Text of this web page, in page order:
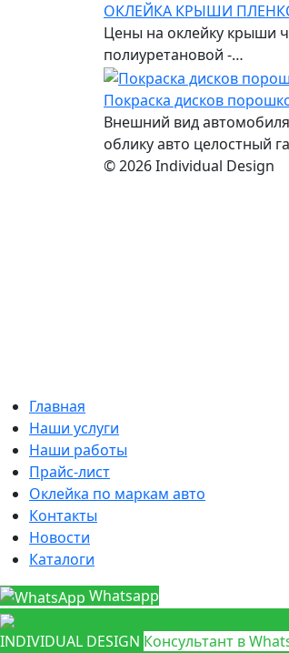
ОКЛЕЙКА КРЫШИ
Цены на оклейку крыши
полиуретановой -…
Покраска дисков
Внешний вид
облику авто целостный
© 2026 Individual Design
Главная
Наши услуги
Наши работы
Прайс-лист
Оклейка по маркам авто
Контакты
Новости
Каталоги
Whatsapp
INDIVIDUAL DESIGN Консультант в